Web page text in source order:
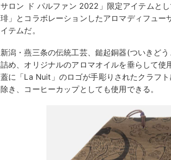
サロン ド パルファン 2022」限定アイテムと
琲」とコラボレーションしたアロマディフュ
イテムだ。
新潟・燕三条の伝統工芸、鎚起銅器(ついきど
詰め、オリジナルのアロマオイルを垂らして使
蓋に「La Nuit」のロゴが手彫りされたクラフ
除き、コーヒーカップとしても使用できる。